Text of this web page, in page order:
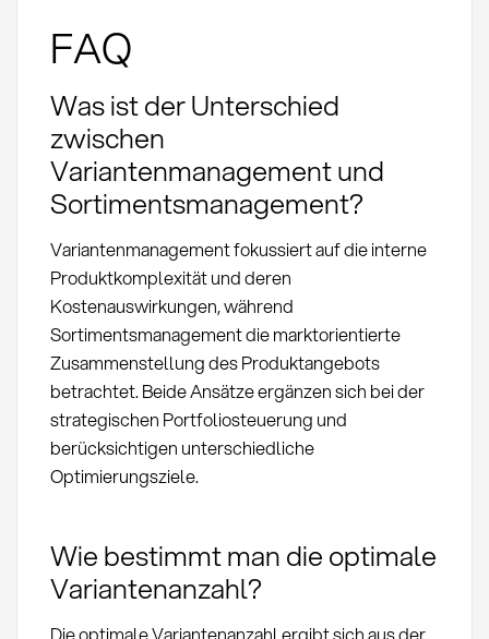
FAQ
Was ist der Unterschied
zwischen
Variantenmanagement und
Sortimentsmanagement?
Variantenmanagement fokussiert auf die interne
Produktkomplexität und deren
Kostenauswirkungen, während
Sortimentsmanagement die marktorientierte
Zusammenstellung des Produktangebots
betrachtet. Beide Ansätze ergänzen sich bei der
strategischen Portfoliosteuerung und
berücksichtigen unterschiedliche
Optimierungsziele.
Wie bestimmt man die optimale
Variantenanzahl?